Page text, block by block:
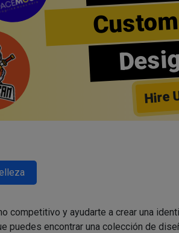
Hire
y ayudarte a crear una
puedes encontrar una colección de